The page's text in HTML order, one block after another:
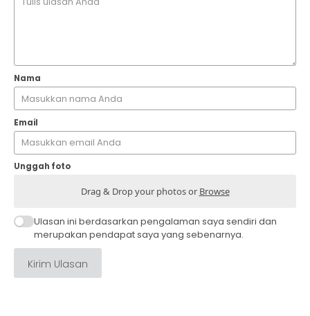
Nama
Email
Unggah foto
Drag & Drop your photos or Browse
Ulasan ini berdasarkan pengalaman saya sendiri dan
merupakan pendapat saya yang sebenarnya.
Kirim Ulasan